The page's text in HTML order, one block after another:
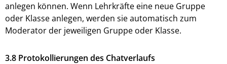
anlegen können. Wenn Lehrkräfte eine neue Gruppe
oder Klasse anlegen, werden sie automatisch zum
Moderator der jeweiligen Gruppe oder Klasse.
3.8 Protokollierungen des Chatverlaufs